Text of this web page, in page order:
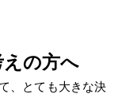
の方へ
、とても大きな決